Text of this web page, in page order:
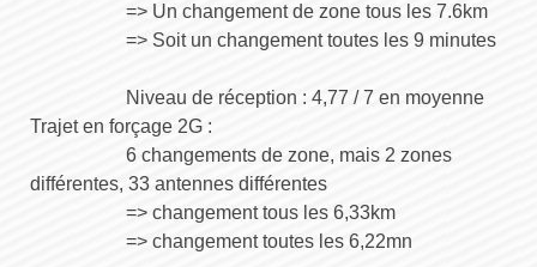
=> Un changement de zone tous les 7.6km
=> Soit un changement toutes les 9 minutes
Niveau de réception : 4,77 / 7 en moyenne
Trajet en forçage 2G :
6 changements de zone, mais 2 zones
différentes, 33 antennes différentes
=> changement tous les 6,33km
=> changement toutes les 6,22mn